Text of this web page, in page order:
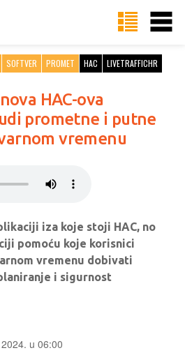
SOFTVER PROMET HAC LIVETRAFFICHR
HAC-ova
prometne i putne
vremenu
iza koje stoji HAC, no
pomoću koje korisnici
vremenu dobivati
i sigurnost
u 06:00